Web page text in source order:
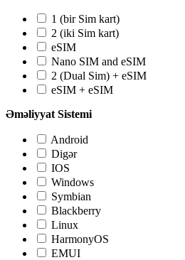
1 (bir Sim kart)
2 (iki Sim kart)
eSIM
Nano SIM and eSIM
2 (Dual Sim) + eSIM
eSIM + eSIM
Əməliyyat Sistemi
Android
Digər
IOS
Windows
Symbian
Blackberry
Linux
HarmonyOS
EMUI